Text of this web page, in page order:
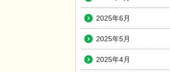
2025年6月
2025年5月
2025年4月